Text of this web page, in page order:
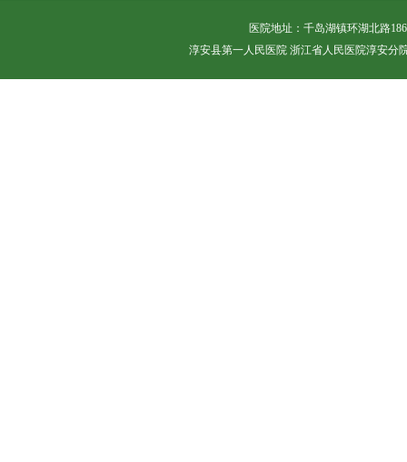
医院地址：千岛湖镇环湖北路
淳安县第一人民医院 浙江省人民医院淳安分